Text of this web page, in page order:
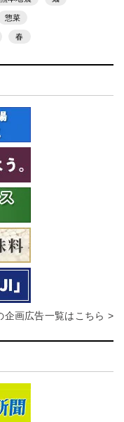
惣菜
春
企画広告一覧はこちら >